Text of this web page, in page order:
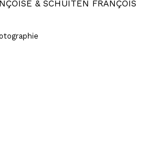
& SCHUITEN FRANÇOIS